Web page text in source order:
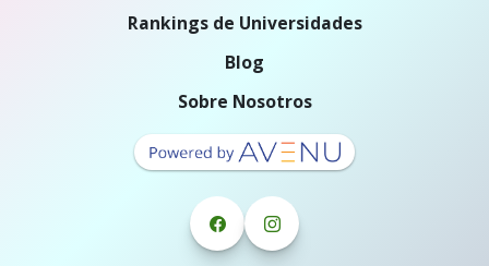
Rankings de Universidades
Blog
Sobre Nosotros